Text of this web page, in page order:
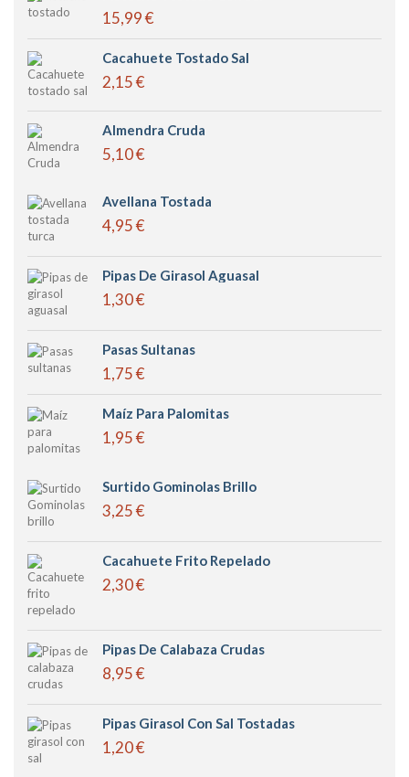
15,99 €
Cacahuete Tostado Sal
2,15 €
Almendra Cruda
5,10 €
Avellana Tostada
4,95 €
Pipas De Girasol Aguasal
1,30 €
Pasas Sultanas
1,75 €
Maíz Para Palomitas
1,95 €
Surtido Gominolas Brillo
3,25 €
Cacahuete Frito Repelado
2,30 €
Pipas De Calabaza Crudas
8,95 €
Pipas Girasol Con Sal Tostadas
1,20 €